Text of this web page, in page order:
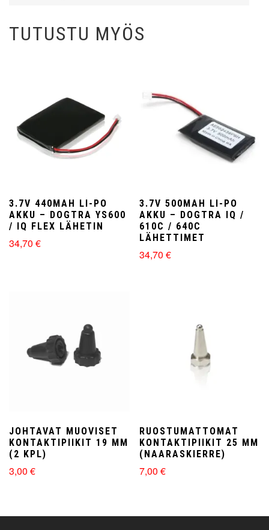
PATHFINDER
TUTUSTU MYÖS
3.7V 440MAH LI-PO
AKKU – DOGTRA YS600
/ IQ FLEX LÄHETIN
34,70 €
3.7V 500MAH LI-PO
AKKU – DOGTRA IQ /
610C / 640C
LÄHETTIMET
34,70€
JOHTAVAT MUOVISET
KONTAKTIPIIKIT 19 MM
(2 KPL)
3,00 €
RUOSTUMATTOMAT
KONTAKTIPIIKIT 25 MM
(NAARASKIERRE)
7,00€